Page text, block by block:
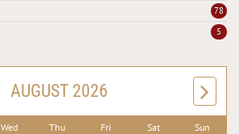
78
5
AUGUST 2026
Wed Thu Fri Sat Sun